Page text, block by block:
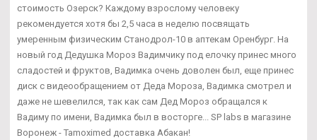
стоимость Озерск? Каждому взрослому человеку
рекомендуется хотя бы 2,5 часа в неделю посвящать
умеренным физическим Станодрол-10 в аптекам Оренбург. На
новый год Дедушка Мороз Вадимчику под елочку принес много
сладостей и фруктов, Вадимка очень доволен был, еще принес
диск с видеообращением от Деда Мороза, Вадимка смотрел и
даже не шевелился, так как сам Дед Мороз обращался к
Вадиму по имени, Вадимка был в восторге... SP labs в магазине
Воронеж - Tamoximed доставка Абакан!